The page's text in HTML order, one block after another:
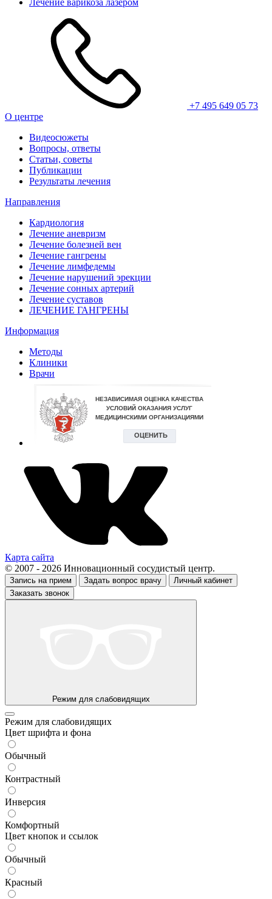
+7 495 649 05 73
О центре
Видеосюжеты
Вопросы, ответы
Статьи, советы
Публикации
Результаты лечения
Направления
Кардиология
Лечение аневризм
Лечение болезней вен
Лечение гангрены
Лечение лимфедемы
Лечение нарушений эрекции
Лечение сонных артерий
Лечение суставов
ЛЕЧЕНИЕ ГАНГРЕНЫ
Информация
Методы
Клиники
Врачи
Карта сайта
© 2007 - 2026 Инновационный сосудистый центр.
Запись на прием Задать вопрос врачу
Личный кабинет
Заказать звонок
Режим для слабовидящих
Режим для слабовидящих
Цвет шрифта и фона
Обычный
Контрастный
Инверсия
Комфортный
Цвет кнопок и ссылок
Обычный
Красный